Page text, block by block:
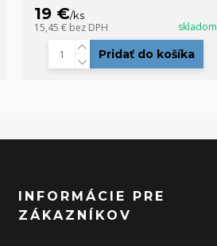
19 €/ks
15,45 € bez DPH skladom
Pridať do košíka
INFORMÁCIE PRE
ZÁKAZNÍKOV